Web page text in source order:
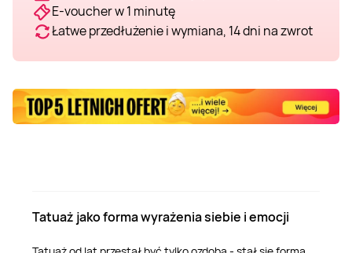
E-voucher w 1 minutę
Łatwe przedłużenie i wymiana, 14 dni na zwrot
Tatuaż jako forma wyrażenia siebie i emocji